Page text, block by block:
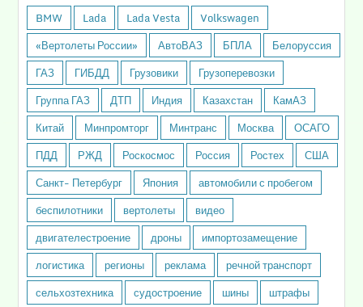
BMW Lada Lada Vesta
Volkswagen
«Вертолеты России»
АвтоВАЗ БПЛА
Белоруссия
ГАЗ
ГИБДД Грузовики
Грузоперевозки
Группа ГАЗ
ДТП Индия Казахстан
КамАЗ
Китай
Минпромторг Минтранс Москва
ОСАГО
ПДД
РЖД Роскосмос Россия Ростех
США
Санкт- Петербург
Япония
автомобили с пробегом
беспилотники
вертолеты
видео
двигателестроение
дроны
импортозамещение
логистика
регионы реклама
речной транспорт
сельхозтехника
судостроение шины штрафы